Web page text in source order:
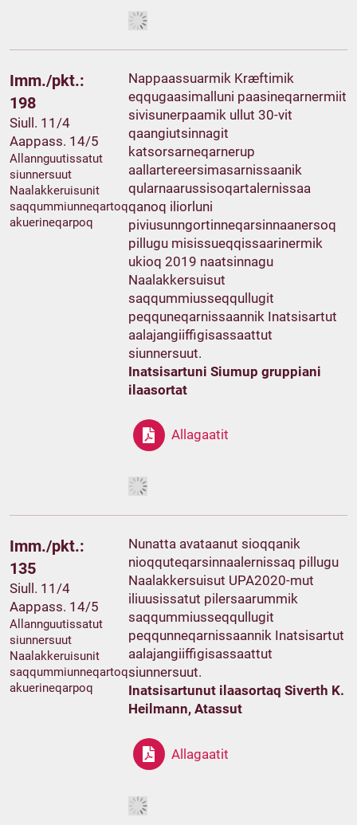
Imm./pkt.:
198
Siull. 11/4
Aappass. 14/5
Allannguutissatut
siunnersuut
Naalakkeruisunit
saqqummiunneqartoq
akuerineqarpoq
Nappaassuarmik Kræftimik
eqqugaasimalluni paasineqarnermiit
sivisunerpaamik ullut 30-vit
qaangiutsinnagit
katsorsarneqarnerup
aallartereersimasarnissaanik
qularnaarussisoqartalernissaa
qanoq iliorluni
piviusunngortinneqarsinnaanersoq
pillugu misissueqqissaarinermik
ukioq 2019 naatsinnagu
Naalakkersuisut
saqqummiusseqqullugit
peqquneqarnissaannik Inatsisartut
aalajangiiffigisassaattut
siunnersuut.
Inatsisartuni Siumup gruppiani
ilaasortat
Allagaatit
Imm./pkt.:
135
Siull. 11/4
Aappass. 14/5
Allannguutissatut
siunnersuut
Naalakkeruisunit
saqqummiunneqartoq
akuerineqarpoq
Nunatta avataanut sioqqanik
nioqquteqarsinnaalernissaq pillugu
Naalakkersuisut UPA2020-mut
iliuusissatut pilersaarummik
saqqummiusseqqullugit
peqqunneqarnissaannik Inatsisartut
aalajangiiffigisassaattut
siunnersuut.
Inatsisartunut ilaasortaq Siverth K.
Heilmann, Atassut
Allagaatit